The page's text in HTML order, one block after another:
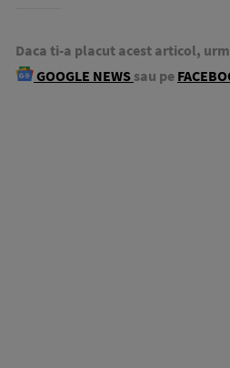
Daca ti-a placut acest articol,
GOOGLE NEWS sau pe